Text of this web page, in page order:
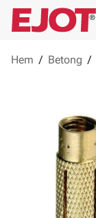
Hem / Betong /